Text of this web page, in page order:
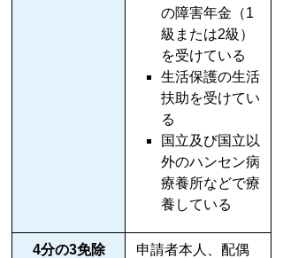
の障害年金（1
級または2級）
を受けている
生活保護の生活
扶助を受けてい
る
国立及び国立以
外のハンセン病
療養所などで療
養している
4分の3免除
申請者本人、配偶